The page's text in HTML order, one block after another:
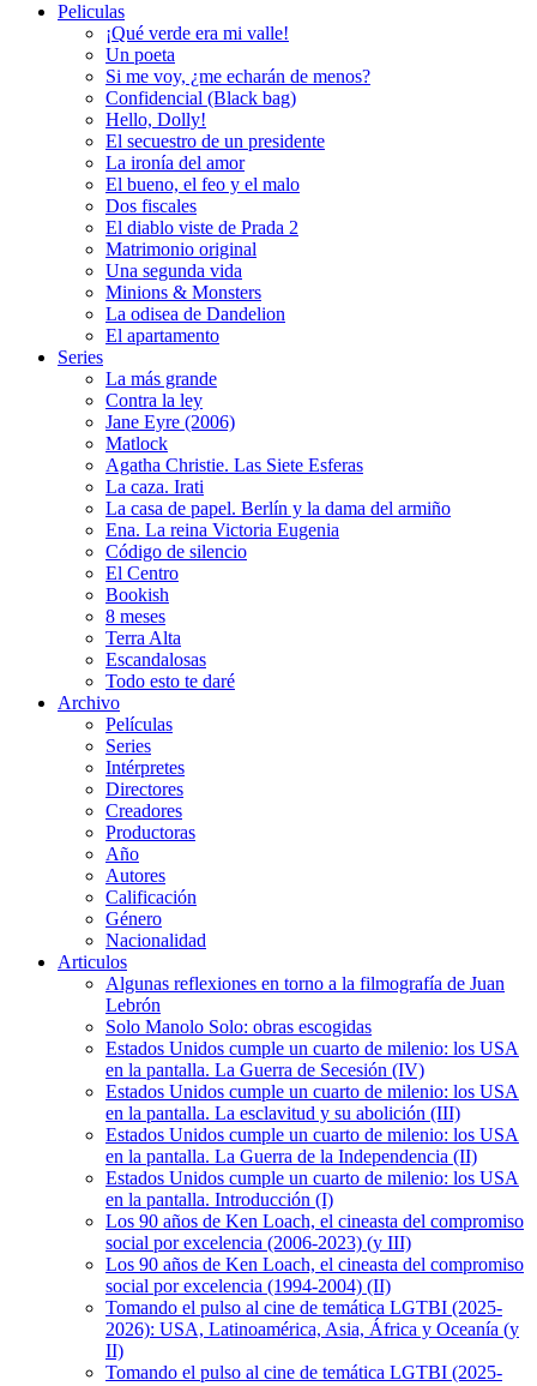
Peliculas
¡Qué verde era mi valle!
Un poeta
Si me voy, ¿me echarán de menos?
Confidencial (Black bag)
Hello, Dolly!
El secuestro de un presidente
La ironía del amor
El bueno, el feo y el malo
Dos fiscales
El diablo viste de Prada 2
Matrimonio original
Una segunda vida
Minions & Monsters
La odisea de Dandelion
El apartamento
Series
La más grande
Contra la ley
Jane Eyre (2006)
Matlock
Agatha Christie. Las Siete Esferas
La caza. Irati
La casa de papel. Berlín y la dama del armiño
Ena. La reina Victoria Eugenia
Código de silencio
El Centro
Bookish
8 meses
Terra Alta
Escandalosas
Todo esto te daré
Archivo
Películas
Series
Intérpretes
Directores
Creadores
Productoras
Año
Autores
Calificación
Género
Nacionalidad
Articulos
Algunas reflexiones en torno a la filmografía de Juan
Lebrón
Solo Manolo Solo: obras escogidas
Estados Unidos cumple un cuarto de milenio: los USA
en la pantalla. La Guerra de Secesión (IV)
Estados Unidos cumple un cuarto de milenio: los USA
en la pantalla. La esclavitud y su abolición (III)
Estados Unidos cumple un cuarto de milenio: los USA
en la pantalla. La Guerra de la Independencia (II)
Estados Unidos cumple un cuarto de milenio: los USA
en la pantalla. Introducción (I)
Los 90 años de Ken Loach, el cineasta del compromiso
social por excelencia (2006-2023) (y III)
Los 90 años de Ken Loach, el cineasta del compromiso
social por excelencia (1994-2004) (II)
Tomando el pulso al cine de temática LGTBI (2025-
2026): USA, Latinoamérica, Asia, África y Oceanía (y
II)
Tomando el pulso al cine de temática LGTBI (2025-